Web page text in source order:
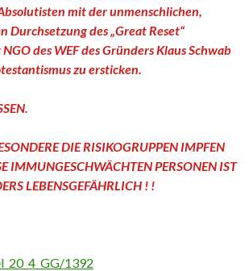
mit der unmenschlichen,
Durchsetzung des „Great Reset“
des WEF des Gründers Klaus Schwab
zu ersticken.
DIE RISIKOGRUPPEN IMPFEN
IMMUNGESCHWÄCHTEN PERSONEN IST
LEBENSGEFÄHRLICH ! !
1392